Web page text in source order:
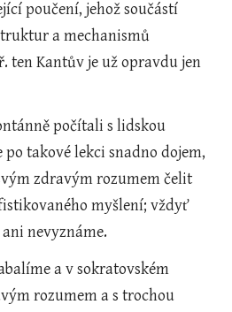
poučení, jehož součástí
a mechanismů
ten Kantův je už opravdu jen
počítali s lidskou
takové lekci snadno dojem,
zdravým rozumem čelit
myšlení; vždyť
nevyznáme.
a v sokratovském
rozumem a s trochou